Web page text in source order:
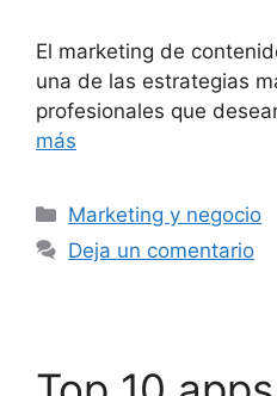
El marketing de
una de las estrategias
profesionales que
más
Marketing y negocio
Deja un comentario